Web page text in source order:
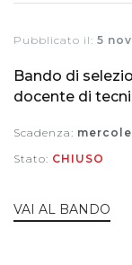
Pubblicato il: 5
Bando di
docente di
Scadenza:
Stato: CHIUSO
VAI AL BANDO